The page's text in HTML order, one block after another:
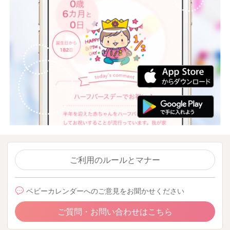
ご利用のルールとマナー
ベビーカレンダーへのご意見をお聞かせください
ご質問・お問い合わせはこちら